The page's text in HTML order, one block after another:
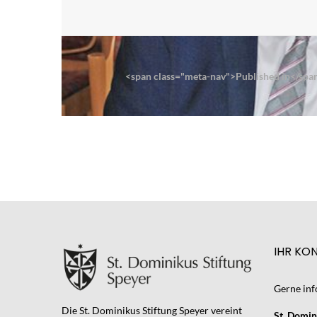
Beitrags-
Navigation<span class="meta-nav">Published in</
Die St. Dominikus Stiftung Speyer vereint
IHR
Gerne